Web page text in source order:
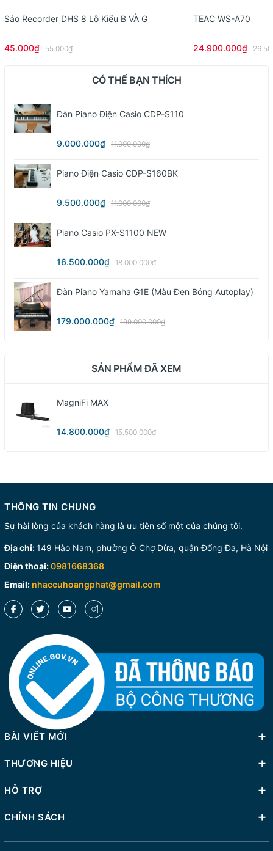
Sáo Recorder DHS 8 Lỗ Kiểu B VÀ G
45.000₫ 55.000₫
TEAC WS-A70
24.900.000₫
CÓ THỂ BẠN THÍCH
Đàn Piano Điện Casio CDP-S110
9.000.000₫ 11.000.000₫
Piano Điện Casio CDP-S160BK
9.500.000₫ 11.000.000₫
Piano Casio PX-S1100 NEW
16.500.000₫ 18.000.000₫
Đàn Piano Yamaha G1E (màu Đen Bóng Autoplay)
179.000.000₫ 199.000.000₫
SẢN PHẨM ĐÃ XEM
MagniFi MAX
14.800.000₫ 15.500.000₫
THÔNG TIN CHUNG
Sự hài lòng của khách hàng là ưu tiên số một của chúng tôi.
Địa chỉ:149 Hào Nam, phường Ô Chợ Dừa, quận Đống Đa, Hà Nội
Điện thoại:0981668368
Email: nhaccuhoangphat@gmail.com
BÀI VIẾT MỚI
THƯƠNG HIỆU
HỖ TRỢ
CHÍNH SÁCH